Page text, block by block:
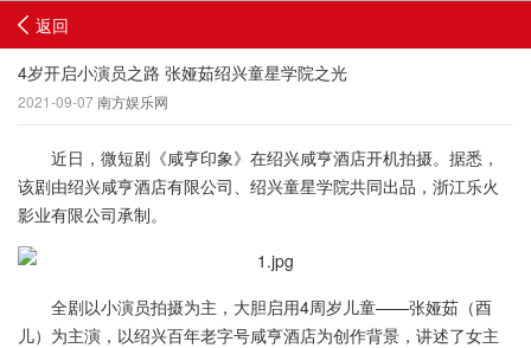
返回
4岁开启小演员之路 张娅茹绍兴童星学院之光
2021-09-07南方娱乐网
近日，微短剧《咸亨印象》在绍兴咸亨酒店开机拍摄。据悉，
该剧由绍兴咸亨酒店有限公司、绍兴童星学院共同出品，浙江乐火
影业有限公司承制。
全剧以小演员拍摄为主，大胆启用4周岁儿童——张娅茹（酉
儿）为主演，以绍兴百年老字号咸亨酒店为创作背景，讲述了女主